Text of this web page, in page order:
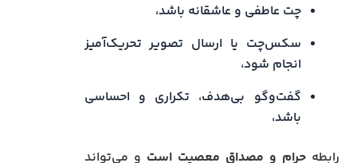
چت عاطفی و عاشقانه باشد،
سکس‌چت یا ارسال تصویر تحریک‌آمیز
انجام شود،
گفت‌وگو بی‌هدف، تکراری و احساسی
باشد،
رابطهحرام و مصداق معصیت است و می‌تواند